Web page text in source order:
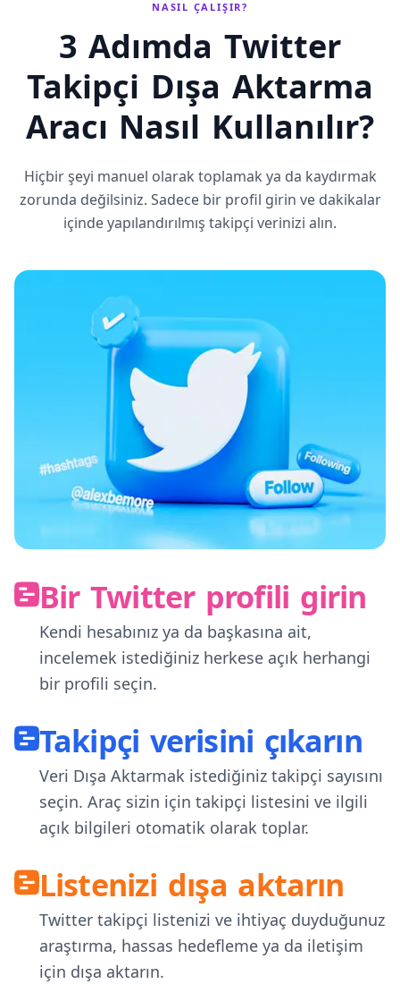
NASIL ÇALIŞIR?
3 Adımda Twitter
Takipçi Dışa Aktarma
Aracı Nasıl Kullanılır?
Hiçbir şeyi manuel olarak toplamak ya da kaydırmak
zorunda değilsiniz. Sadece bir profil girin ve dakikalar
içinde yapılandırılmış takipçi verinizi alın.
Bir Twitter profili girin
Kendi hesabınız ya da başkasına ait,
incelemek istediğiniz herkese açık herhangi
bir profili seçin.
Takipçi verisini çıkarın
Veri Dışa Aktarmak istediğiniz takipçi sayısını
seçin. Araç sizin için takipçi listesini ve ilgili
açık bilgileri otomatik olarak toplar.
Listenizi dışa aktarın
Twitter takipçi listenizi ve ihtiyaç duyduğunuz
araştırma, hassas hedefleme ya da iletişim
için dışa aktarın.